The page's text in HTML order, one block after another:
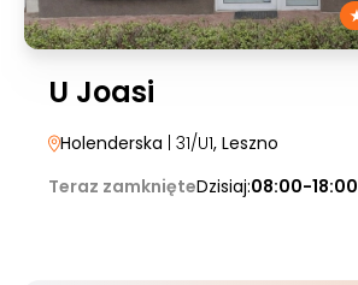
U Joasi
Holenderska | 31/U1, Leszno
Teraz zamknięteDzisiaj:08:00-18:00